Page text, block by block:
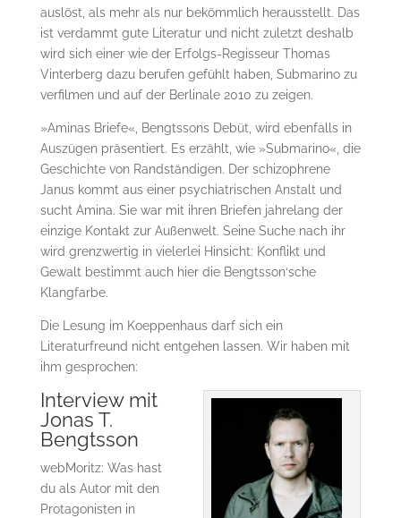
auslöst, als mehr als nur bekömmlich herausstellt. Das
ist verdammt gute Literatur und nicht zuletzt deshalb
wird sich einer wie der Erfolgs-Regisseur Thomas
Vinterberg dazu berufen gefühlt haben, Submarino zu
verfilmen und auf der Berlinale 2010 zu zeigen.
»Aminas Briefe«, Bengtssons Debüt, wird ebenfalls in
Auszügen präsentiert. Es erzählt, wie »Submarino«, die
Geschichte von Randständigen. Der schizophrene
Janus kommt aus einer psychiatrischen Anstalt und
sucht Amina. Sie war mit ihren Briefen jahrelang der
einzige Kontakt zur Außenwelt. Seine Suche nach ihr
wird grenzwertig in vielerlei Hinsicht: Konflikt und
Gewalt bestimmt auch hier die Bengtsson‘sche
Klangfarbe.
Die Lesung im Koeppenhaus darf sich ein
Literaturfreund nicht entgehen lassen. Wir haben mit
ihm gesprochen:
Interview mit
Jonas T.
Bengtsson
webMoritz: Was hast
du als Autor mit den
Protagonisten in